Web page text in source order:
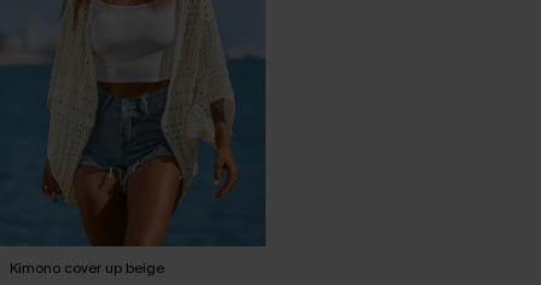
Kimono cover up beige